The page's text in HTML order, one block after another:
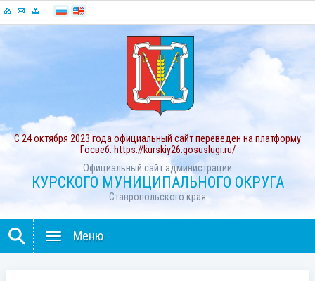
С 24 октября 2023 года официальный сайт переведен на платформу
Госвеб: https://kurskiy26.gosuslugi.ru/
Официальный сайт администрации
КУРСКОГО МУНИЦИПАЛЬНОГО ОКРУГА
Ставропольского края
Меню